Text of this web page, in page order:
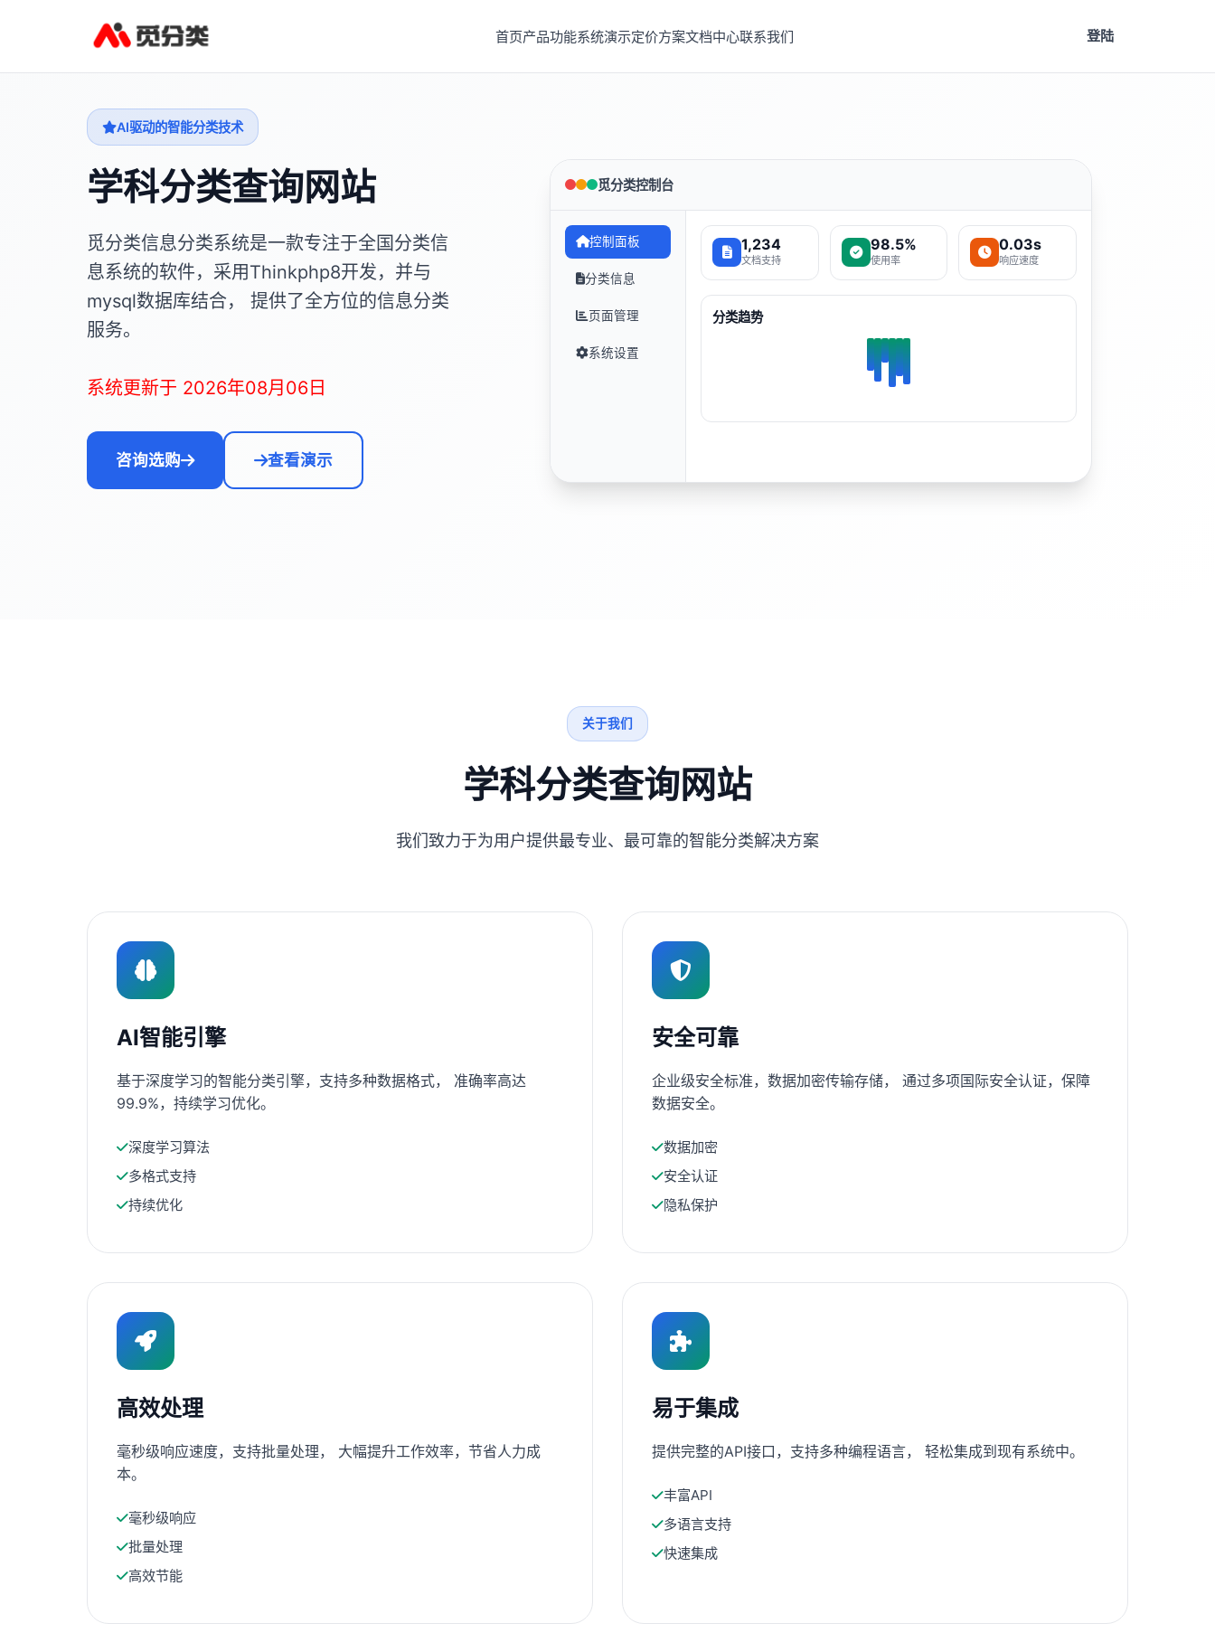
首页产品功能系统演示定价方案文档中心联系我们 登陆
AI驱动的智能分类技术
学科分类查询网站
觅分类信息分类系统是一款专注于全国分类信
息系统的软件，采用Thinkphp8开发，并与
mysql数据库结合， 提供了全方位的信息分类
服务。
系统更新于 2026年08月06日
咨询选购 查看演示
觅分类控制台
控制面板
分类信息
页面管理
系统设置
1,234
文档支持
98.5%
使用率
0.03s
响应速度
分类趋势
关于我们
学科分类查询网站
我们致力于为用户提供最专业、最可靠的智能分类解决方案
AI智能引擎
基于深度学习的智能分类引擎，支持多种数据格式， 准确率高达
99.9%，持续学习优化。
深度学习算法
多格式支持
持续优化
安全可靠
企业级安全标准，数据加密传输存储， 通过多项国际安全认证，保障
数据安全。
数据加密
安全认证
隐私保护
高效处理
毫秒级响应速度，支持批量处理， 大幅提升工作效率，节省人力成
本。
毫秒级响应
批量处理
高效节能
易于集成
提供完整的API接口，支持多种编程语言， 轻松集成到现有系统中。
丰富API
多语言支持
快速集成